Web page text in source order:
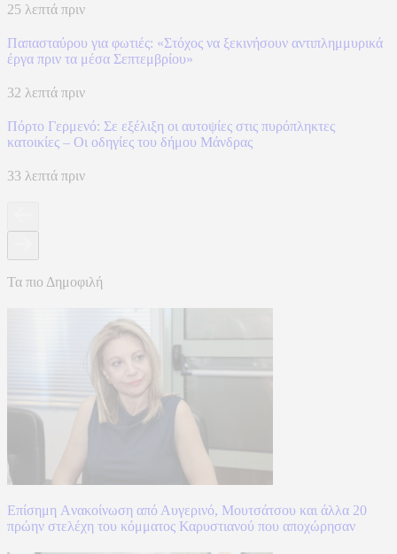
25 λεπτά πριν
Παπασταύρου για φωτιές: «Στόχος να ξεκινήσουν αντιπλημμυρικά
έργα πριν τα μέσα Σεπτεμβρίου»
32 λεπτά πριν
Πόρτο Γερμενό: Σε εξέλιξη οι αυτοψίες στις πυρόπληκτες
κατοικίες – Οι οδηγίες του δήμου Μάνδρας
33 λεπτά πριν
Τα πιο Δημοφιλή
Επίσημη Aνακοίνωση από Αυγερινό, Μουτσάτσου και άλλα 20
πρώην στελέχη του κόμματος Καρυστιανού που αποχώρησαν